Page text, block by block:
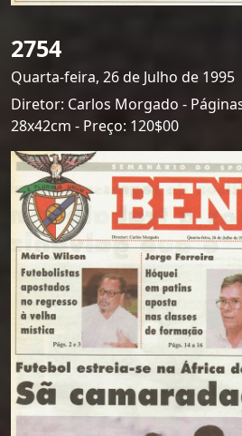
2754
Quarta-feira, 26 de Julho de 1995
Diretor: Carlos Morgado -
28x42cm - Preço: 120$00